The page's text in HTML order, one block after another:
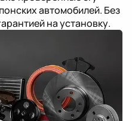
автомобилей. Без
на установку.